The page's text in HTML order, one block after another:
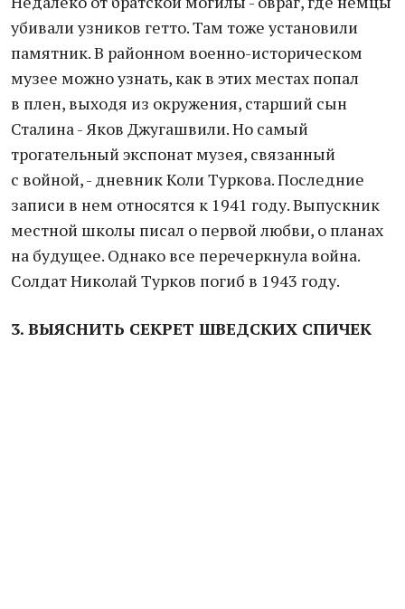
убивали узников гетто. Там тоже установили
памятник. В районном военно-историческом
музее можно узнать, как в этих местах попал
в плен, выходя из окружения, старший сын
Сталина - Яков Джугашвили. Но самый
трогательный экспонат музея, связанный
с войной, - дневник Коли Туркова. Последние
записи в нем относятся к 1941 году. Выпускник
местной школы писал о первой любви, о планах
на будущее. Однако все перечеркнула война.
Солдат Николай Турков погиб в 1943 году.
3. ВЫЯСНИТЬ СЕКРЕТ ШВЕДСКИХ СПИЧЕК